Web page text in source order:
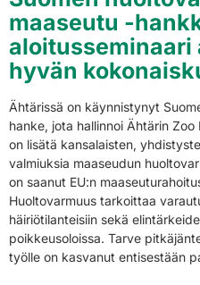
maaseutu -
aloitusseminaari
hyvän
Ähtärissä on käynnistynyt
hanke, jota hallinnoi Ähtärin
on lisätä kansalaisten,
valmiuksia maaseudun
on saanut EU:n
Huoltovarmuus tarkoittaa
häiriötilanteisiin sekä
poikkeusoloissa. Tarve
työlle on kasvanut entisestään